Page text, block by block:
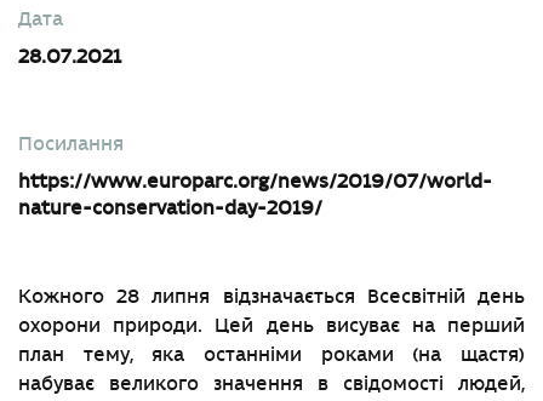
Дата
28.07.2021
Посилання
https://www.europarc.org/news/2019/07/world-
nature-conservation-day-2019/
Кожного 28 липня відзначається Всесвітній день
охорони природи. Цей день висуває на перший
план тему, яка останніми роками (на щастя)
набуває великого значення в свідомості людей,